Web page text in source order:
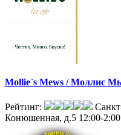
Mollie`s Mews / Моллис
Рейтинг:
Конюшенная, д.5 12:00-2:00